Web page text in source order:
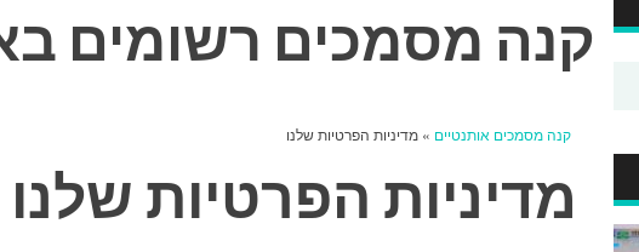
קנה מסמכים רשומים
קנה מסמכים אותנטיים » מדיניות הפרטיות שלנו
מדיניות הפרטיות שלנו